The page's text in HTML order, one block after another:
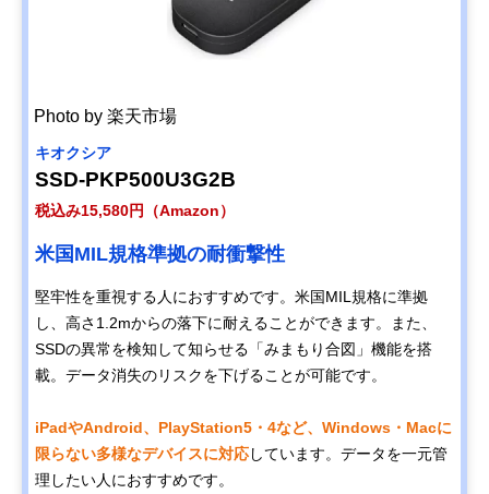
Photo by 楽天市場
キオクシア
SSD-PKP500U3G2B
税込み15,580円（Amazon）
米国MIL規格準拠の耐衝撃性
堅牢性を重視する人におすすめです。米国MIL規格に準拠
し、高さ1.2mからの落下に耐えることができます。また、
SSDの異常を検知して知らせる「みまもり合図」機能を搭
載。データ消失のリスクを下げることが可能です。
iPadやAndroid、PlayStation5・4など、Windows・Macに
限らない多様なデバイスに対応しています。データを一元管
理したい人におすすめです。